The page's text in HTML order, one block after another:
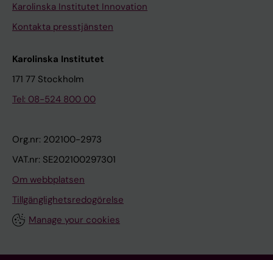
Karolinska Institutet Innovation
Kontakta presstjänsten
Karolinska Institutet
171 77 Stockholm
Tel: 08-524 800 00
Org.nr: 202100-2973
VAT.nr: SE202100297301
Om webbplatsen
Tillgänglighetsredogörelse
Manage your cookies